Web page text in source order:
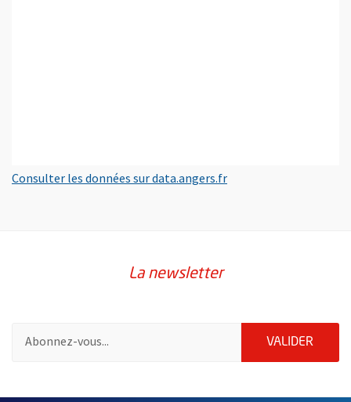
Consulter les données sur data.angers.fr, Ouvre une nouvelle
La newsletter
VALIDER